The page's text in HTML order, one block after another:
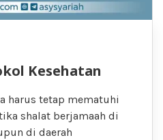
Kesehatan
harus tetap mematuhi
shalat berjamaah di
di daerah